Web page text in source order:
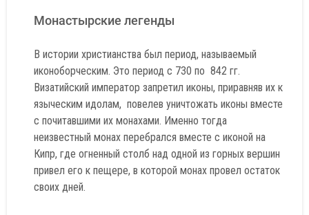
Монастырские легенды
В истории христианства был период, называемый
иконоборческим. Это период с 730 по 842 гг.
Визатийский император запретил иконы, приравняв их к
языческим идолам, повелев уничтожать иконы вместе
с почитавшими их монахами. Именно тогда
неизвестный монах перебрался вместе с иконой на
Кипр, где огненный столб над одной из горных вершин
привел его к пещере, в которой монах провел остаток
своих дней.